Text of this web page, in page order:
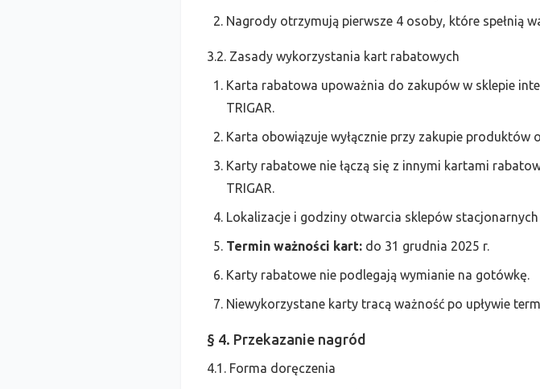
Nagrody otrzymują pierwsze 4 osoby, które spełnią
3.2. Zasady wykorzystania kart rabatowych
Karta rabatowa upoważnia do zakupów w sklepie
TRIGAR.
Karta obowiązuje wyłącznie przy zakupie
Karty rabatowe nie łączą się z innymi kartami
TRIGAR.
Lokalizacje i godziny otwarcia sklepów
Termin ważności kart: do 31 grudnia 2025 r.
Karty rabatowe nie podlegają wymianie na gotówkę.
Niewykorzystane karty tracą ważność po upływie
§ 4. Przekazanie nagród
4.1. Forma doręczenia